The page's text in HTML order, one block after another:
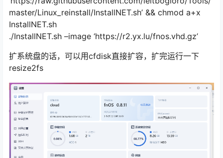
master/Linux_reinstall/InstallNET.sh’ && chmod a+x
InstallNET.sh
./InstallNET.sh –image ‘https://r2.yx.lu/fnos.vhd.gz’
扩系统盘的话，可以用cfdisk直接扩容，扩完运行一下
resize2fs